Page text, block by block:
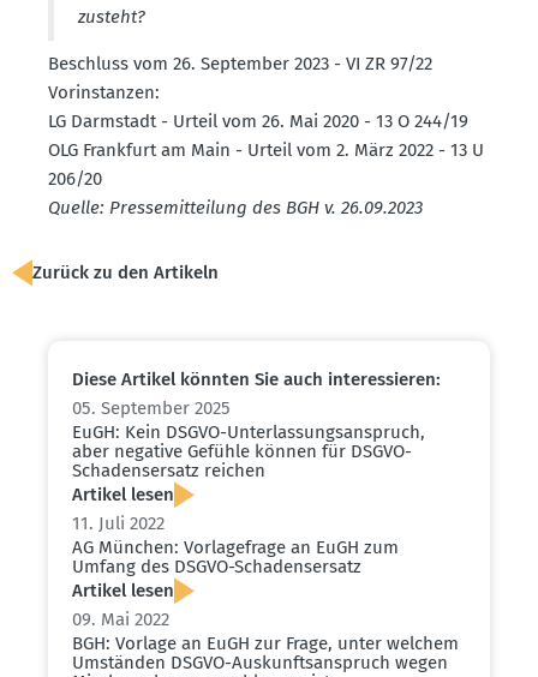
zusteht?
Beschluss vom 26. September 2023 - VI ZR 97/22
Vorin­stanzen:
LG Darmstadt - Urteil vom 26. Mai 2020 - 13 O 244/19
OLG Frankfurt am Main - Urteil vom 2. März 2022 - 13 U
206/20
Quelle: Presse­mit­teilung des BGH v. 26.09.2023
Zurück zu den Artikeln
Diese Artikel könnten Sie auch inter­es­sieren:
05. September 2025
EuGH: Kein DSGVO-Unter­las­sungs­an­spruch,
aber negative Gefühle können für DSGVO-
Schadens­ersatz reichen
Artikel lesen
11. Juli 2022
AG München: Vorla­ge­frage an EuGH zum
Umfang des DSGVO-Schadens­ersatz
Artikel lesen
09. Mai 2022
BGH: Vorlage an EuGH zur Frage, unter welchem
Umständen DSGVO-Auskunfts­an­spruch wegen